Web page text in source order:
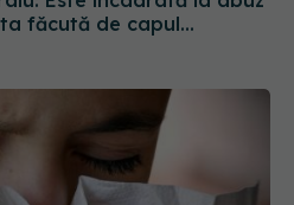
făcută de capul